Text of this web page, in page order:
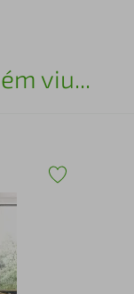
viu...